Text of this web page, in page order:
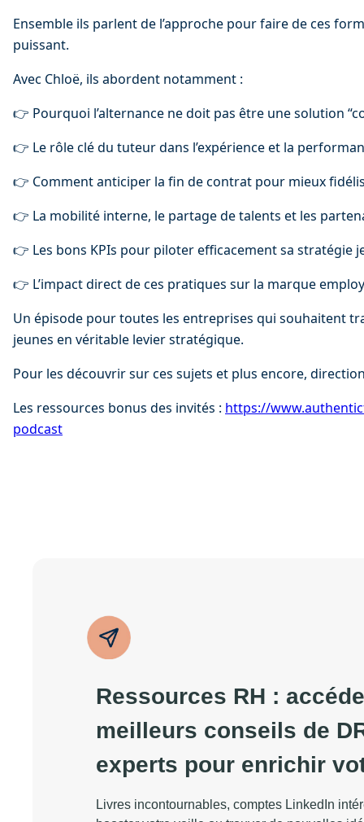
Ensemble ils parlent de l’approche pour faire de ces
puissant.
Avec Chloë, ils abordent notamment :
👉 Pourquoi l’alternance ne doit pas être une solution
👉 Le rôle clé du tuteur dans l’expérience et la
👉 Comment anticiper la fin de contrat pour mieux
👉 La mobilité interne, le partage de talents et les
👉 Les bons KPIs pour piloter efficacement sa stratégie
👉 L’impact direct de ces pratiques sur la marque
Un épisode pour toutes les entreprises qui souhaitent
jeunes en véritable levier stratégique.
Pour les découvrir sur ces sujets et plus encore,
Les ressources bonus des invités : ⁠⁠https://
podcast⁠